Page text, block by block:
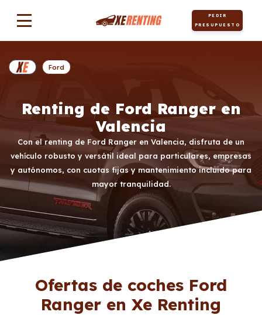
PEDIR
PRESUPUESTO
Renting de Ford Ranger en
Valencia
Con el renting de Ford Ranger en Valencia, disfruta de un
vehículo robusto y versátil ideal para particulares, empresas
y autónomos, con cuotas fijas y mantenimiento incluido para
mayor tranquilidad.
Ford
Ofertas de coches Ford
Ranger en Xe Renting